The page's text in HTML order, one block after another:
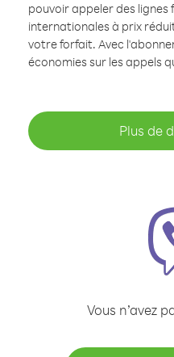
pouvoir appeler des lignes
internationales à prix
votre forfait. Avec
économies sur les appels
Plus de
Vous n’avez